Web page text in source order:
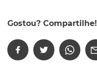
Gostou? Compartilhe!